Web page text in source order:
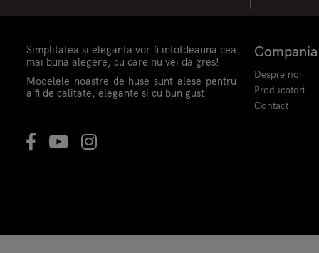
Simplitatea si eleganta vor fi intotdeauna cea
mai buna alegere, cu care nu vei da gres!
Modelele noastre de huse sunt alese pentru
a fi de calitate, elegante si cu bun gust.
Compania
Despre noi
Producatori
Contact